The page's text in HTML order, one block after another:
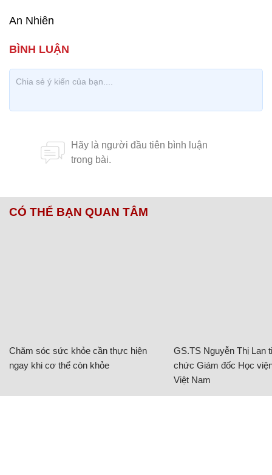
An Nhiên
CÓ THỂ BẠN QUAN TÂM
Chăm sóc sức khỏe cần thực hiện
ngay khi cơ thể còn khỏe
GS.TS Nguyễn Thị Lan
chức Giám đốc Học
Việt Nam